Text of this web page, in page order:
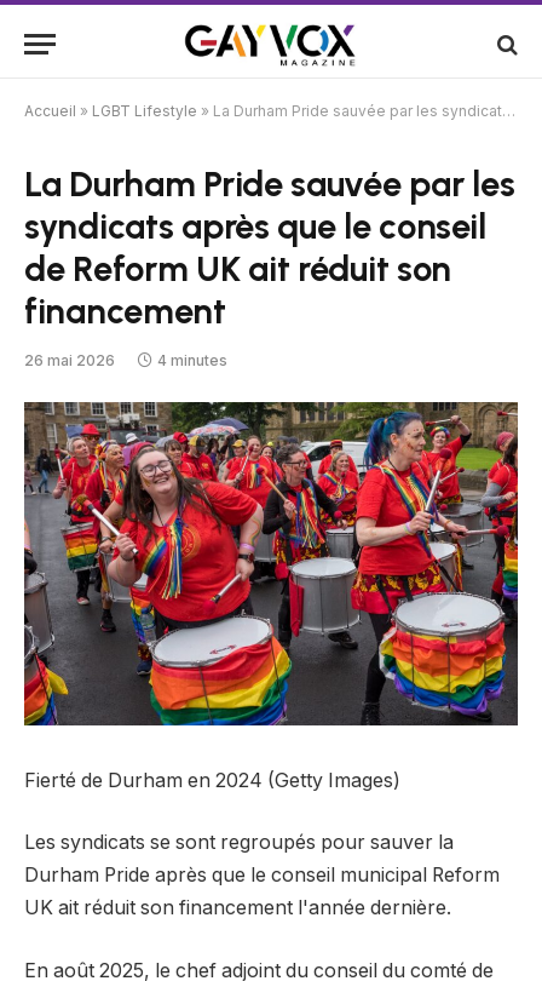
Accueil » LGBT Lifestyle » La Durham Pride sauvée par les syndicats après que le conseil de Reform UK ait réduit son financement
La Durham Pride sauvée par les
syndicats après que le conseil
de Reform UK ait réduit son
financement
26 mai 2026 4 minutes
Fierté de Durham en 2024 (Getty Images)
Les syndicats se sont regroupés pour sauver la
Durham Pride après que le conseil municipal Reform
UK ait réduit son financement l'année dernière.
En août 2025, le chef adjoint du conseil du comté de